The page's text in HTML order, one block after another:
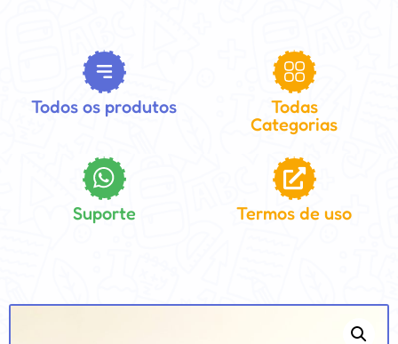
Todos os produtos
Todas
Categorias
Suporte Termos de uso